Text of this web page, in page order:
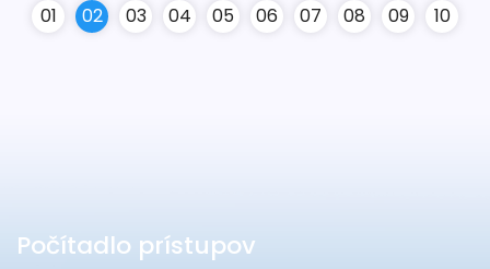
01 02 03 04 05 06 07 08 09 10
Počítadlo prístupov